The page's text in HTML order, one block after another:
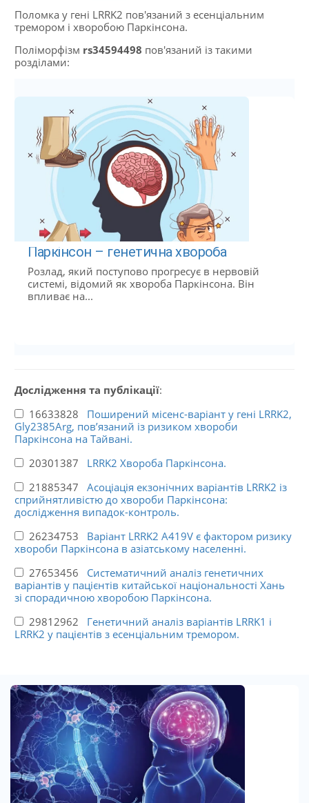
Поломка у гені LRRK2 пов'язаний з есенціальним
тремором і хворобою Паркінсона.
Поліморфізм rs34594498 пов'язаний із такими
розділами:
Паркінсон – генетична хвороба
Розлад, який поступово прогресує в нервовій
системі, відомий як хвороба Паркінсона. Він
впливає на...
Дослідження та публікації:
16633828 Поширений місенс-варіант у гені LRRK2,
Gly2385Arg, пов’язаний із ризиком хвороби
Паркінсона на Тайвані.
20301387 LRRK2 Хвороба Паркінсона.
21885347 Асоціація екзонічних варіантів LRRK2 із
сприйнятливістю до хвороби Паркінсона:
дослідження випадок-контроль.
26234753 Варіант LRRK2 A419V є фактором ризику
хвороби Паркінсона в азіатському населенні.
27653456 Систематичний аналіз генетичних
варіантів у пацієнтів китайської національності Хань
зі спорадичною хворобою Паркінсона.
29812962 Генетичний аналіз варіантів LRRK1 і
LRRK2 у пацієнтів з есенціальним тремором.